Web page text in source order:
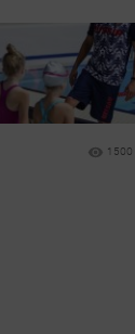
1500